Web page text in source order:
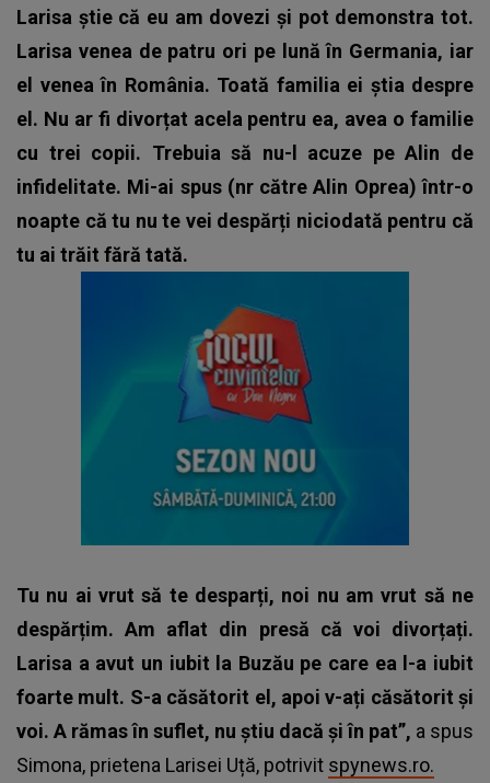
Larisa știe că eu am dovezi și pot demonstra tot.
Larisa venea de patru ori pe lună în Germania, iar
el venea în România. Toată familia ei știa despre
el. Nu ar fi divorțat acela pentru ea, avea o familie
cu trei copii. Trebuia să nu-l acuze pe Alin de
infidelitate. Mi-ai spus (nr către Alin Oprea) într-o
noapte că tu nu te vei despărți niciodată pentru că
tu ai trăit fără tată.
Tu nu ai vrut să te desparți, noi nu am vrut să ne
despărțim. Am aflat din presă că voi divorțați.
Larisa a avut un iubit la Buzău pe care ea l-a iubit
foarte mult. S-a căsătorit el, apoi v-ați căsătorit și
voi. A rămas în suflet, nu știu dacă și în pat”, a spus
Simona, prietena Larisei Uță, potrivit spynews.ro.